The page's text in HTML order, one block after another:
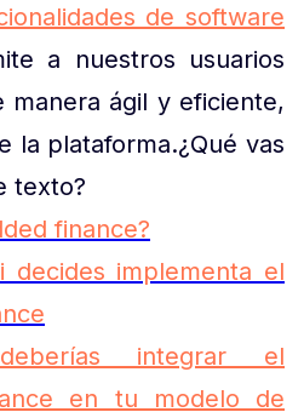
de software
a nuestros usuarios
manera ágil y eficiente,
la plataforma.¿Qué vas
texto?
finance?
decides implementa el
integrar el
en tu modelo de